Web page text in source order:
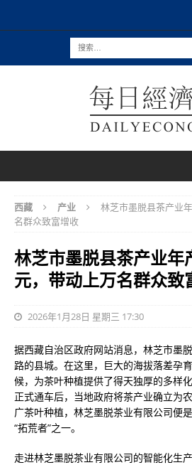
西藏 产业
林芝市墨脱县茶产业
名群众致富增收
林芝市墨脱县茶产业年
元，带动上万名群众致
2026年1月28日 星期三 17:30
据西藏自治区政府网站消息，林芝市墨
路的县城。在这里，巨大的海拔落差孕
候，为茶叶种植提供了得天独厚的多样
正式通车后，当地政府将茶产业确立为
广茶叶种植，林芝墨脱茶业有限公司便
“拓荒者”之一。
走进林芝墨脱茶业有限公司的智能化生